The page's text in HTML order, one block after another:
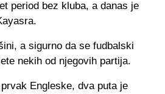
period bez kluba, a danas je
a sigurno da se fudbalski
nekih od njegovih partija.
Engleske, dva puta je